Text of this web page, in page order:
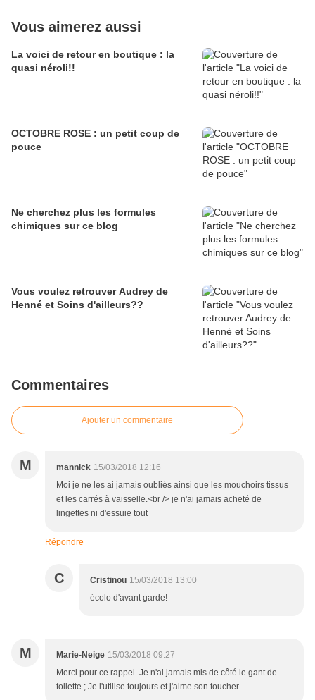
Vous aimerez aussi
La voici de retour en boutique : la
quasi néroli!!
OCTOBRE ROSE : un petit coup de
pouce
Ne cherchez plus les formules
chimiques sur ce blog
Vous voulez retrouver Audrey de
Henné et Soins d'ailleurs??
Commentaires
Ajouter un commentaire
M mannick 15/03/2018 12:16
Moi je ne les ai jamais oubliés ainsi que les mouchoirs tissus
et les carrés à vaisselle.<br /> je n'ai jamais acheté de
lingettes ni d'essuie tout
Répondre
C Cristinou 15/03/2018 13:00
écolo d'avant garde!
M Marie-Neige 15/03/2018 09:27
Merci pour ce rappel. Je n'ai jamais mis de côté le gant de
toilette ; Je l'utilise toujours et j'aime son toucher.